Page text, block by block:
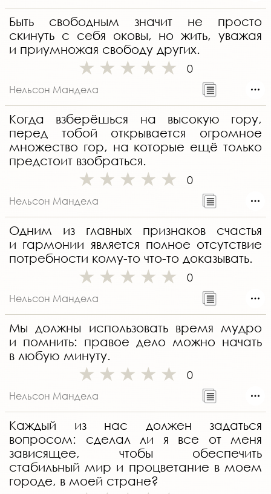
Быть свободным значит не просто
скинуть с себя оковы, но жить, уважая
и приумножая свободу других.
0
Нельсон Мандела
Когда взберёшься на высокую гору,
перед тобой открывается огромное
множество гор, на которые ещё только
предстоит взобраться.
0
Нельсон Мандела
Одним из главных признаков счастья
и гармонии является полное отсутствие
потребности кому-то что-то доказывать.
0
Нельсон Мандела
Мы должны использовать время мудро
и помнить: правое дело можно начать
в любую минуту.
0
Нельсон Мандела
Каждый из нас должен задаться
вопросом: сделал ли я все от меня
зависящее, чтобы обеспечить
стабильный мир и процветание в моем
городе, в моей стране?